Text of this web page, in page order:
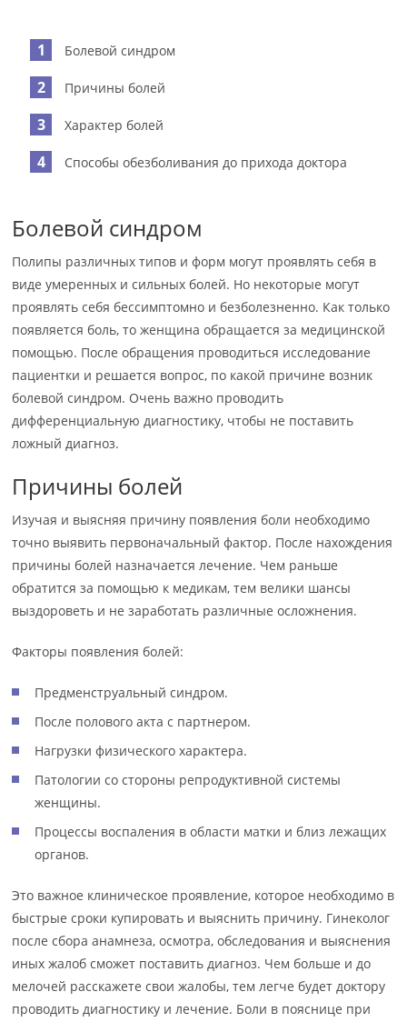
Болевой синдром
Причины болей
Характер болей
Способы обезболивания до прихода доктора
Болевой синдром
Полипы различных типов и форм могут проявлять себя в
виде умеренных и сильных болей. Но некоторые могут
проявлять себя бессимптомно и безболезненно. Как только
появляется боль, то женщина обращается за медицинской
помощью. После обращения проводиться исследование
пациентки и решается вопрос, по какой причине возник
болевой синдром. Очень важно проводить
дифференциальную диагностику, чтобы не поставить
ложный диагноз.
Причины болей
Изучая и выясняя причину появления боли необходимо
точно выявить первоначальный фактор. После нахождения
причины болей назначается лечение. Чем раньше
обратится за помощью к медикам, тем велики шансы
выздороветь и не заработать различные осложнения.
Факторы появления болей:
Предменструальный синдром.
После полового акта с партнером.
Нагрузки физического характера.
Патологии со стороны репродуктивной системы
женщины.
Процессы воспаления в области матки и близ лежащих
органов.
Это важное клиническое проявление, которое необходимо в
быстрые сроки купировать и выяснить причину. Гинеколог
после сбора анамнеза, осмотра, обследования и выяснения
иных жалоб сможет поставить диагноз. Чем больше и до
мелочей расскажете свои жалобы, тем легче будет доктору
проводить диагностику и лечение. Боли в пояснице при